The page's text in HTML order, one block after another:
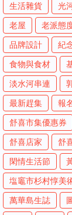
生活雜貨
光
老屋
老派態
品牌設計
紀
食物與食材
淡水河串連
最新趕集
報
舒喜市集優惠券
舒喜店家
舒
閑情生活節
塩竈市杉村惇美
萬華島生誌